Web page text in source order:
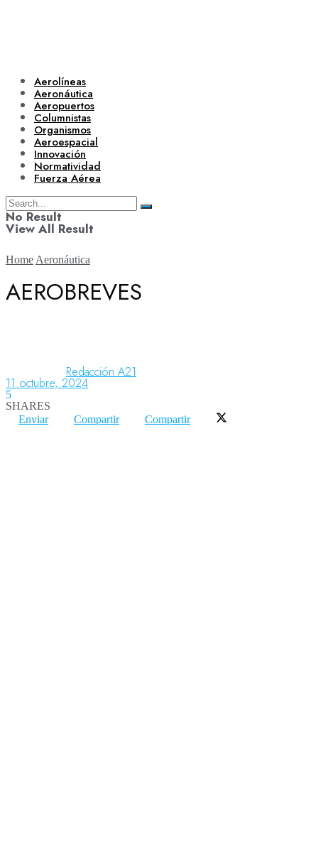
Aerolíneas
Aeronáutica
Aeropuertos
Columnistas
Organismos
Aeroespacial
Innovación
Normatividad
Fuerza Aérea
No Result
View All Result
Aeronáutica
Aeropuertos
Home Aeronáutica
AEROBREVES
Redacción A21
11 octubre, 2024
5
SHARES
Enviar
Compartir Compartir